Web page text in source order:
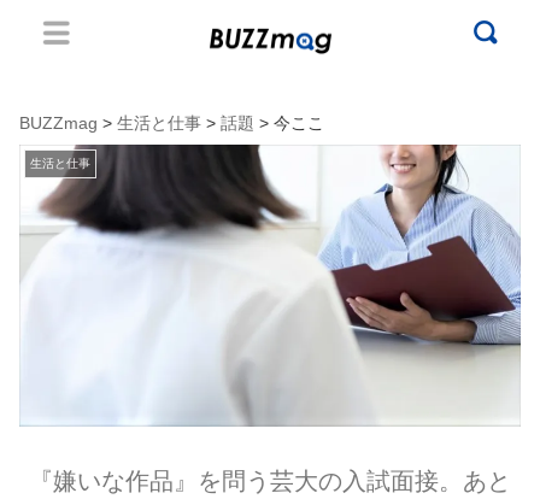
BUZZmag > 生活と仕事 > 話題 > 今ここ
生活と仕事
『嫌いな作品』を問う芸大の入試面接。あと